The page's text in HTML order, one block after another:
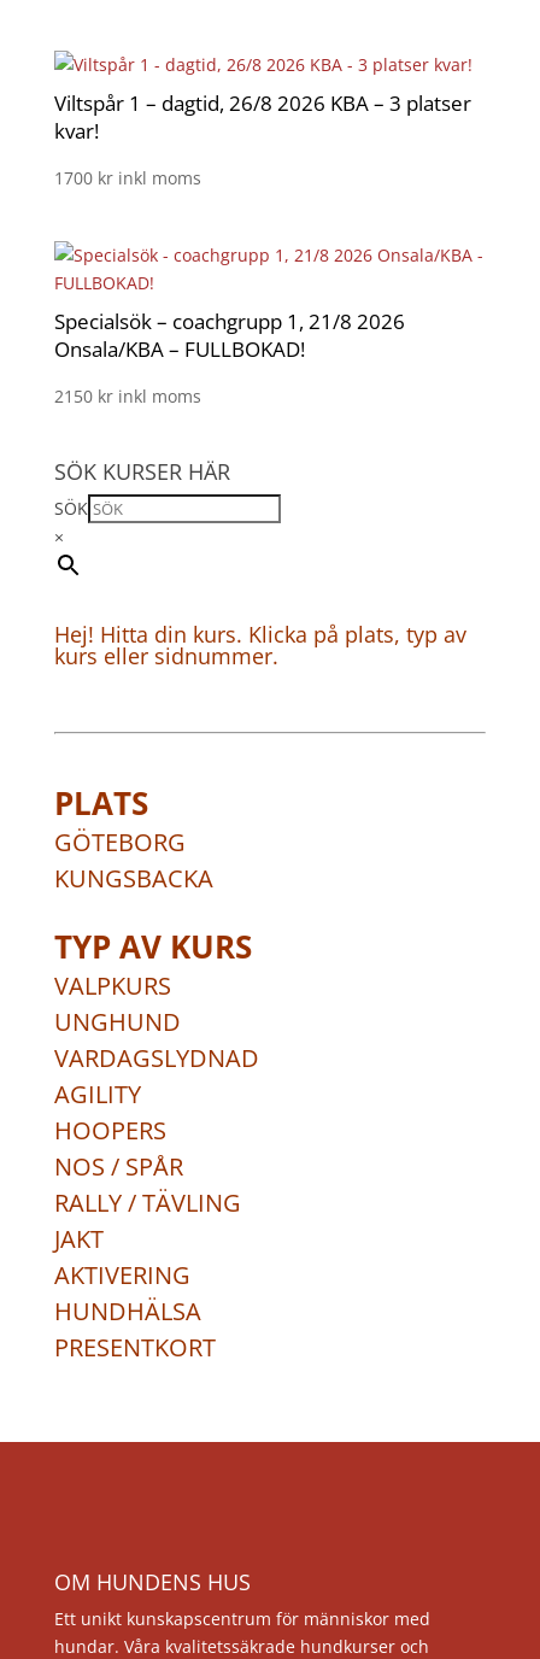
Viltspår 1 – dagtid, 26/8 2026 KBA – 3 platser
kvar!
1700 kr inkl moms
Specialsök – coachgrupp 1, 21/8 2026
Onsala/KBA – FULLBOKAD!
2150 kr inkl moms
SÖK KURSER HÄR
SÖK
×
Hej! Hitta din kurs. Klicka på plats, typ av
kurs eller sidnummer.
PLATS
GÖTEBORG
KUNGSBACKA
TYP AV KURS
VALPKURS
UNGHUND
VARDAGSLYDNAD
AGILITY
HOOPERS
NOS / SPÅR
RALLY / TÄVLING
JAKT
AKTIVERING
HUNDHÄLSA
PRESENTKORT
OM HUNDENS HUS
Ett unikt kunskapscentrum för människor med
hundar. Våra kvalitetssäkrade hundkurser och